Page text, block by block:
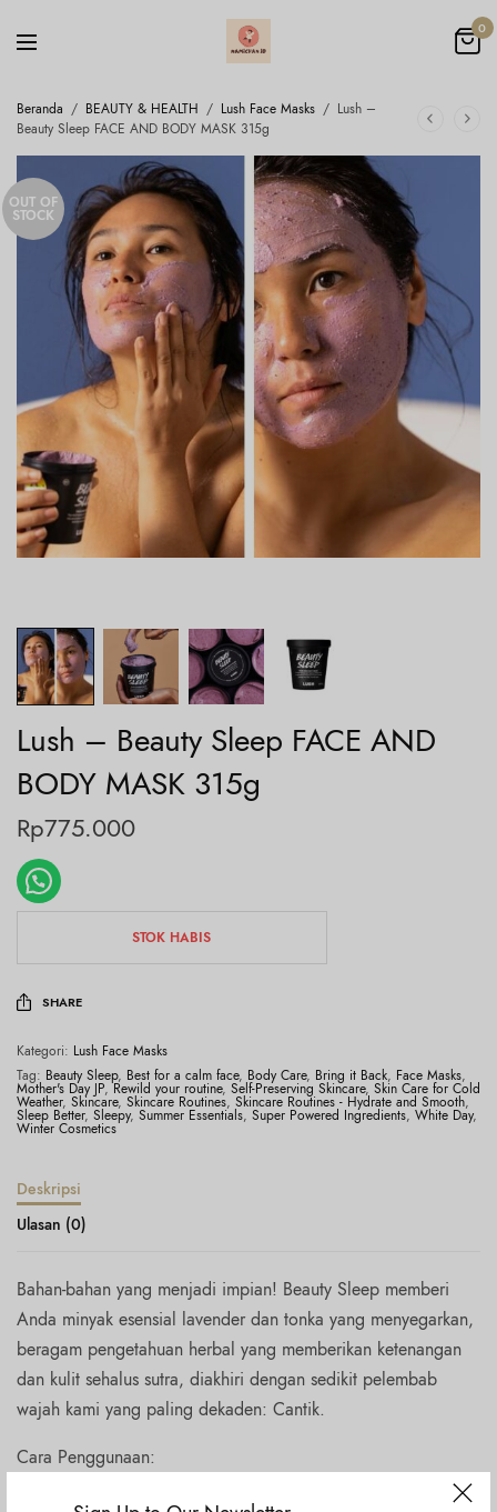
0
Beranda / BEAUTY & HEALTH / Lush Face Masks / Lush –
Beauty Sleep FACE AND BODY MASK 315g
OUT OF
STOCK
Lush – Beauty Sleep FACE AND
BODY MASK 315g
Rp775.000
STOK HABIS
SHARE
Kategori: Lush Face Masks
Tag: Beauty Sleep, Best for a calm face, Body Care, Bring it Back, Face Masks,
Mother's Day JP,Rewild your routine, Self-Preserving Skincare, Skin Care for Cold
Weather, Skincare, Skincare Routines, Skincare Routines - Hydrate and Smooth,
Sleep Better, Sleepy, Summer Essentials, Super Powered Ingredients, White Day,
Winter Cosmetics
Deskripsi
Ulasan (0)
Bahan-bahan yang menjadi impian! Beauty Sleep memberi
Anda minyak esensial lavender dan tonka yang menyegarkan,
beragam pengetahuan herbal yang memberikan ketenangan
dan kulit sehalus sutra, diakhiri dengan sedikit pelembab
wajah kami yang paling dekaden: Cantik.
Cara Penggunaan: